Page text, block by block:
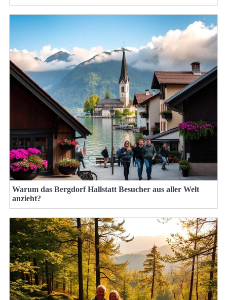
Warum das Bergdorf Hallstatt Besucher aus aller Welt
anzieht?